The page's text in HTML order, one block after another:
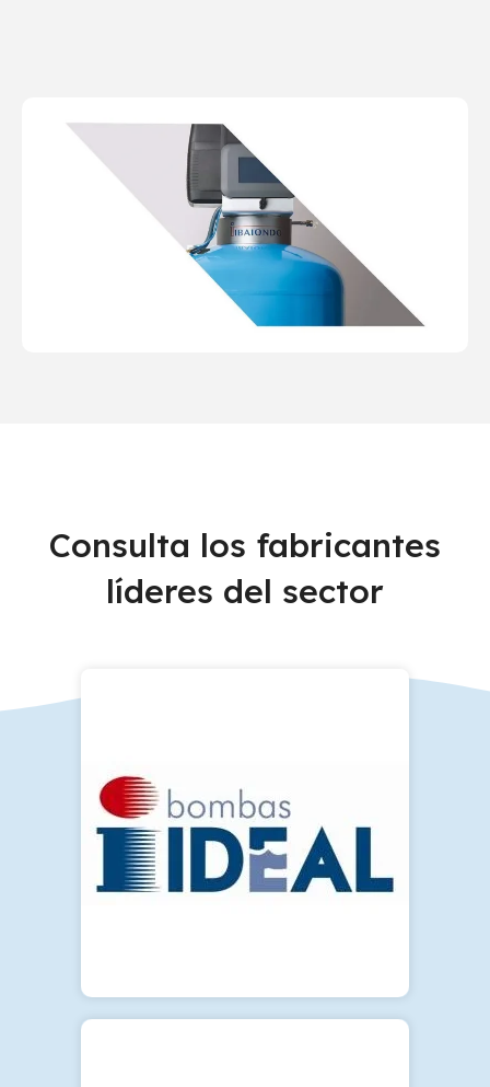
Consulta los fabricantes
líderes del sector